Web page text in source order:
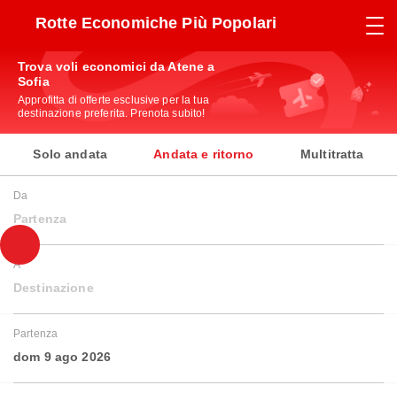
Rotte Economiche Più Popolari
Trova voli economici da Atene a
Sofia
Approfitta di offerte esclusive per la tua
destinazione preferita. Prenota subito!
Solo andata Andata e ritorno Multitratta
Da
Partenza
A
Destinazione
Partenza
dom 9 ago 2026